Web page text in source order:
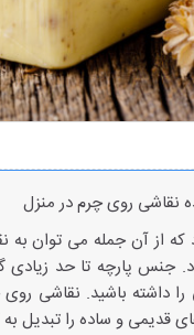
نقاشی روی چرم در منزل
که از آن جمله می توان به
جنس پارچه تا حد زیادی
داشته باشید. نقاشی روی
قدیمی و ساده را